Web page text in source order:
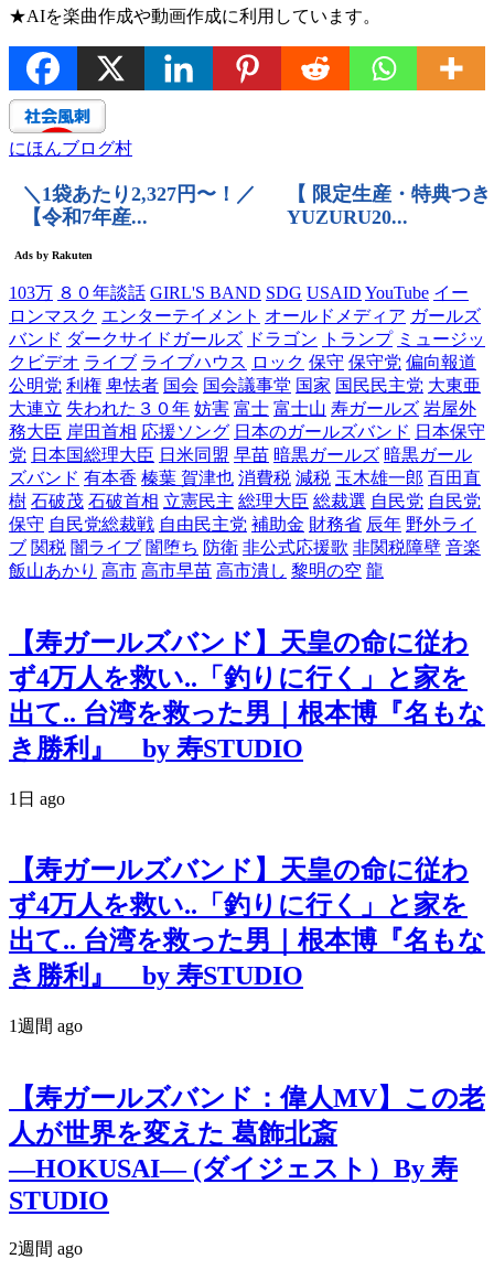
★AIを楽曲作成や動画作成に利用しています。
にほんブログ村
103万 ８０年談話 GIRL'S BAND SDG USAID YouTube イー
ロンマスク エンターテイメント オールドメディア ガールズ
バンド ダークサイドガールズ ドラゴン トランプ ミュージッ
クビデオ ライブ ライブハウス ロック 保守 保守党 偏向報道
公明党 利権 卑怯者 国会 国会議事堂 国家 国民民主党 大東亜
大連立 失われた３０年 妨害 富士 富士山 寿ガールズ 岩屋外
務大臣 岸田首相 応援ソング 日本のガールズバンド 日本保守
党 日本国総理大臣 日米同盟 早苗 暗黒ガールズ 暗黒ガール
ズバンド 有本香 榛葉 賀津也 消費税 減税 玉木雄一郎 百田直
樹 石破茂 石破首相 立憲民主 総理大臣 総裁選 自民党 自民党
保守 自民党総裁戦 自由民主党 補助金 財務省 辰年 野外ライ
ブ 関税 闇ライブ 闇堕ち 防衛 非公式応援歌 非関税障壁 音楽
飯山あかり 高市 高市早苗 高市潰し 黎明の空 龍
【寿ガールズバンド】天皇の命に従わ
ず4万人を救い..「釣りに行く」と家を
出て.. 台湾を救った男｜根本博『名もな
き勝利』 by 寿STUDIO
1日 ago
【寿ガールズバンド】天皇の命に従わ
ず4万人を救い..「釣りに行く」と家を
出て.. 台湾を救った男｜根本博『名もな
き勝利』 by 寿STUDIO
1週間 ago
【寿ガールズバンド：偉人MV】この老
人が世界を変えた 葛飾北斎
―HOKUSAI― (ダイジェスト）By 寿
STUDIO
2週間 ago